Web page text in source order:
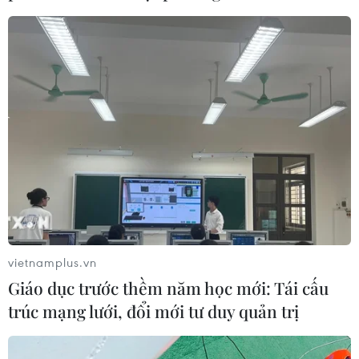
khung thời gian cố định từ năm học
2026-2027
07/08/2026 08:02
Thi lại tại Trường THPT Chuyên
công tác thi
07/08/2026 07:41
Đắk Lắk bảo đảm điều kiện học tập
cho học sinh vùng biên
07/08/2026 07:35
Cơ cấu, số lượng, chế độ với hiệu
vietnamplus.vn
Giáo dục trước thềm năm học mới: Tái cấu
trúc mạng lưới, đổi mới tư duy quản trị